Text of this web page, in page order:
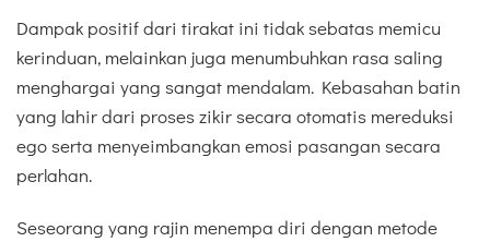
Dampak positif dari tirakat ini tidak sebatas memicu
kerinduan, melainkan juga menumbuhkan rasa saling
menghargai yang sangat mendalam. Kebasahan batin
yang lahir dari proses zikir secara otomatis mereduksi
ego serta menyeimbangkan emosi pasangan secara
perlahan.
Seseorang yang rajin menempa diri dengan metode